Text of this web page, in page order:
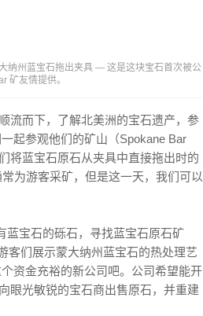
纳州蓝宝石拖出夹具 — 这是这块宝石首次被公
矿友情提供。
流而下，了解北美洲的宝石遗产，参
起参观他们的矿山（Spokane Bar
将蓝宝石原石从夹具中直接拖出时的
为游客采矿，但是这一天，我们可以
蓝宝石的砾石，寻找蓝宝石原石矿
客们展示蒙大纳州蓝宝石的热处理艺
资金充裕的新公司吧。公司希望能开
眼光敏锐的宝石商出售原石，并重建